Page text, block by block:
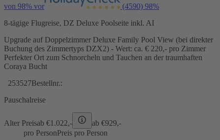
von 98% vor (4590) 98%
8-tägige Flugreise, DZ Deluxe Poolseite inkl. AI
Upgrade auf Doppelzimmer Deluxe Family Pool View (bei direkter
Buchung des Zimmertyps DZX2) - Wert: ca. € 220,- pro Zimmer
Perfekter Ort zum Schnorcheln und Tauchen an der traumhaften
Coraya Bucht
253527Bestellnr.:
Pauschalreise
Alter Preisab €1.022,- ab €929,-
pro PersonPreis pro Person